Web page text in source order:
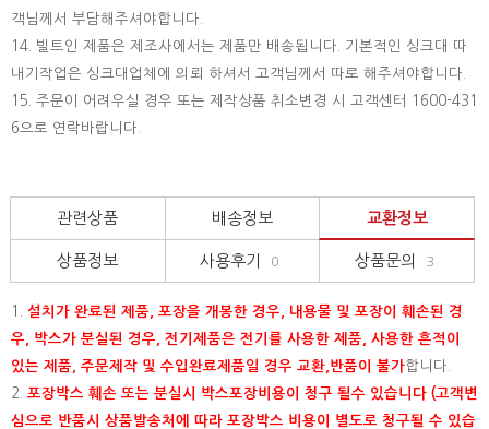
객님께서 부담해주셔야합니다.
14. 빌트인 제품은 제조사에서는 제품만 배송됩니다. 기본적인 싱크대 따
내기작업은 싱크대업체에 의뢰 하셔서 고객님께서 따로 해주셔야합니다.
15. 주문이 어려우실 경우 또는 제작상품 취소변경 시 고객센터 1600-431
6으로 연락바랍니다.
관련상품 배송정보 교환정보
상품정보 사용후기 0 상품문의 3
1. 설치가 완료된 제품, 포장을 개봉한 경우, 내용물 및 포장이 훼손된 경
우, 박스가 분실된 경우, 전기제품은 전기를 사용한 제품, 사용한 흔적이
있는 제품, 주문제작 및 수입완료제품일 경우 교환,반품이 불가합니다.
2. 포장박스 훼손 또는 분실시 박스포장비용이 청구 될수 있습니다 (고객변
심으로 반품시 상품발송처에 따라 포장박스 비용이 별도로 청구될 수 있습